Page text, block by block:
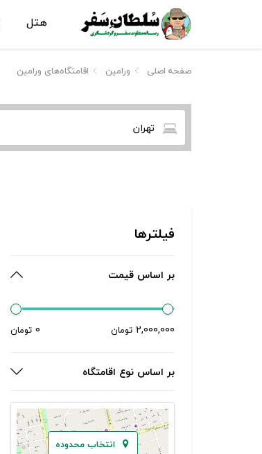
هتل
صفحه اصلی ورامین اقامتگاه‌های ورامین
تهران
فیلترها
بر اساس قیمت
0 تومان 2,000,000 تومان
بر اساس نوع اقامتگاه
انتخاب محدوده